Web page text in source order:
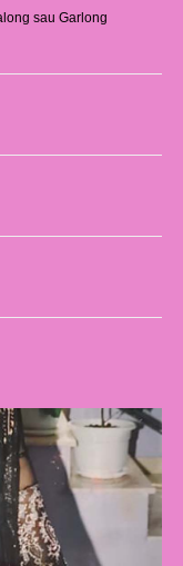
sau Garlong